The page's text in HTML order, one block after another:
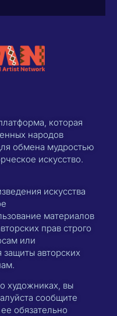
которая
народов
обмена мудростью
искусство.
искусства
материалов
прав строго
или
авторских
художниках, вы
сообщите
обязательно